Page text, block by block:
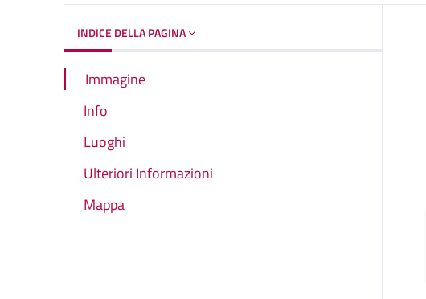
INDICE DELLA PAGINA
Immagine
Info
Luoghi
Ulteriori Informazioni
Mappa